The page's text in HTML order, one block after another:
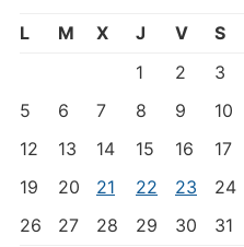
L M X J V S
1
2 3
5
6 7 8 9 10
12
13 14 15 16 17
19
20 21 22 23 24
26
27 28 29 30 31